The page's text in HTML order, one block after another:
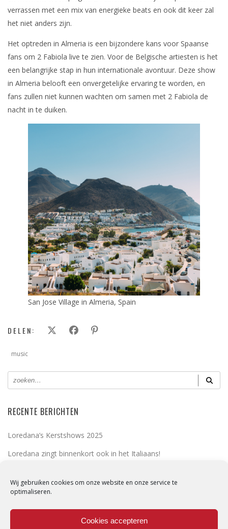
Wij gebruiken cookies om onze website en onze service te
optimaliseren.
Cookies accepteren
verrassen met een mix van energieke beats en ook dit keer zal
het niet anders zijn.
Het optreden in Almeria is een bijzondere kans voor Spaanse
fans om 2 Fabiola live te zien. Voor de Belgische artiesten is het
een belangrijke stap in hun internationale avontuur. Deze show
in Almeria belooft een onvergetelijke ervaring te worden, en
fans zullen niet kunnen wachten om samen met 2 Fabiola de
nacht in te duiken.
San Jose Village in Almeria, Spain
DELEN:
music
RECENTE BERICHTEN
Loredana’s Kerstshows 2025
Loredana zingt binnenkort ook in het Italiaans!
2 Fabiola Brengt Belgische Energie naar Spanje: Optreden in
Pat Krimson en Loredana als mystery guests bij The Masked